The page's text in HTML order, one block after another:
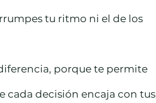
tu ritmo ni el de los
porque te permite
cada decisión encaja con tus